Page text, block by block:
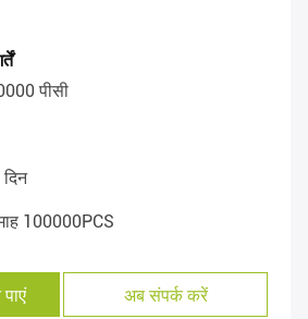
पीसी
100000PCS
अब संपर्क करें